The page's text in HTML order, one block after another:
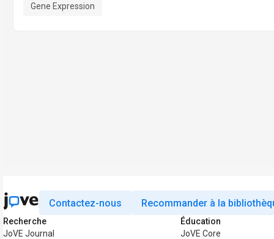
Gene Expression
Contactez-nous Recommander à la
Recherche
JoVE Journal
Éducation
JoVE Core